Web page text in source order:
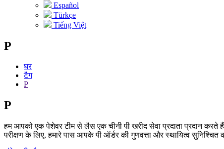
Español
Türkçe
Tiếng Việt
P
घर
टैग
P
P
हम आपको एक पेशेवर टीम से लैस एक चीनी पी खरीद सेवा प्रदाता प्रदान
परीक्षण के लिए, हमारे पास आपके पी ऑर्डर की गुणवत्ता और स्थायित्व